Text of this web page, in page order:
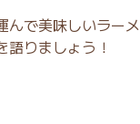
んで美味しいラーメ
語りましょう！